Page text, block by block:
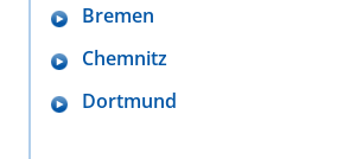
Bremen
Chemnitz
Dortmund